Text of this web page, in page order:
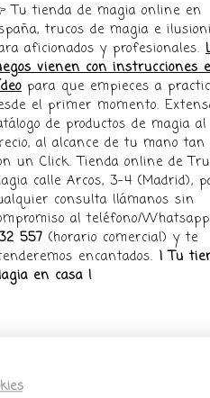
Tu tienda de magia online en
trucos de magia e
aficionados y profesionales.
vienen con instrucciones
para que empieces a
el primer momento.
de productos de magia
al alcance de tu mano tan
un Click. Tienda online de
calle Arcos, 3-4 (Madrid),
consulta llámanos sin
al teléfono/Whatsapp
557 (horario comercial) y te
encantados. ¡ Tu
en casa !